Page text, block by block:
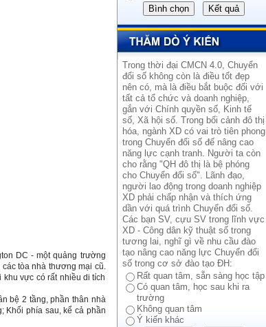
DC - một quảng trường
tòa nhà thương mại cũ.
vực có rất nhiều di tích
bệ 2 tầng, phần thân nhà
Khối phía sau, kể cả phần
Trong thời đại CMCN 4.0, Chuyển
đổi số không còn là điều tốt đẹp
nên có, mà là điều bắt buộc đối với
tất cả tổ chức và doanh nghiệp,
gắn với Chính quyền số, Kinh tế
số, Xã hội số. Trong bối cảnh đô thị
hóa, ngành XD có vai trò tiên phong
trong Chuyển đổi số đế nâng cao
năng lực cạnh tranh. Người ta còn
cho rằng "QH đô thị là bệ phóng
cho Chuyển đổi số". Lãnh đạo,
người lao động trong doanh nghiệp
XD phải chấp nhận và thích ứng
dần với quá trình Chuyển đổi số.
Các bạn SV, cựu SV trong lĩnh vực
XD - Công dân kỹ thuật số trong
tương lai, nghĩ gì về nhu cầu đào
tạo nâng cao năng lực Chuyển đổi
số trong cơ sở đào tạo ĐH:
Rất quan tâm, sẵn sàng học tập
Có quan tâm, học sau khi ra
trường
Không quan tâm
Ý kiến khác